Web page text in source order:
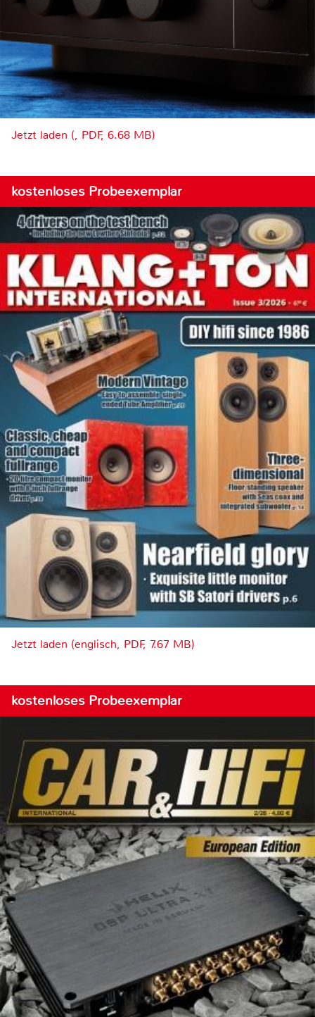
Jetzt laden (, PDF, 6.68 MB)
kostenloses Probeexemplar
Jetzt laden (englisch, PDF, 7.67 MB)
kostenloses Probeexemplar